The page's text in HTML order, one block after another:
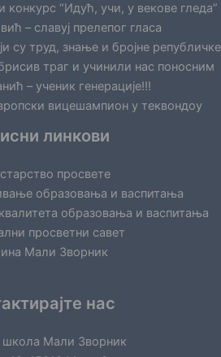
конкурс “Идућ, учи, у векове гледа”
– славуј прелепог гласа
су труд, знање и бројне републичке
траг и учинили нас поносним
– ученик генерације!!!
вицешампион у теквондоу
линкови
просвете
образовања и васпитања
образовања и васпитања
просветни савет
Мали Зворник
нас
Мали Зворник